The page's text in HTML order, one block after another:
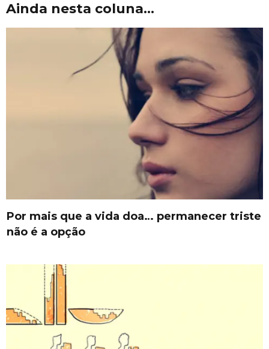
Ainda nesta coluna...
Por mais que a vida doa… permanecer triste
não é a opção